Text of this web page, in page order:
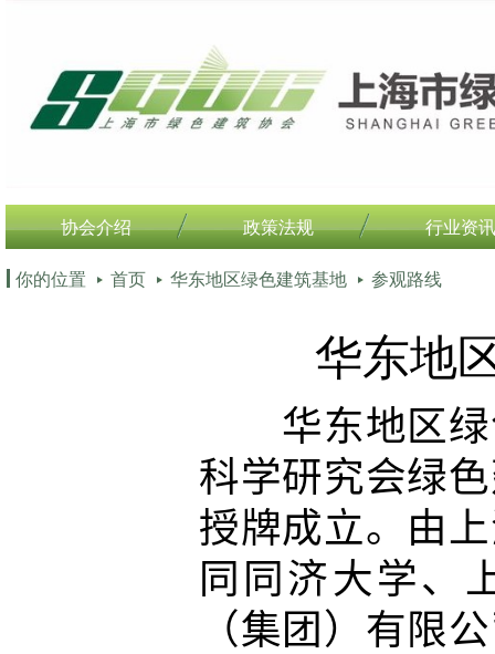
协会介绍 政策法规 行业资
你的位置 首页 华东地区绿色建筑基地 参观路线
华东地
华东地区绿
科学研究会绿
授牌成立。由
同同济大学、
（集团）有限